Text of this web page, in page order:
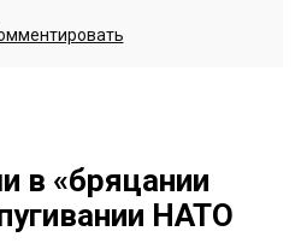
в «бряцании
НАТО